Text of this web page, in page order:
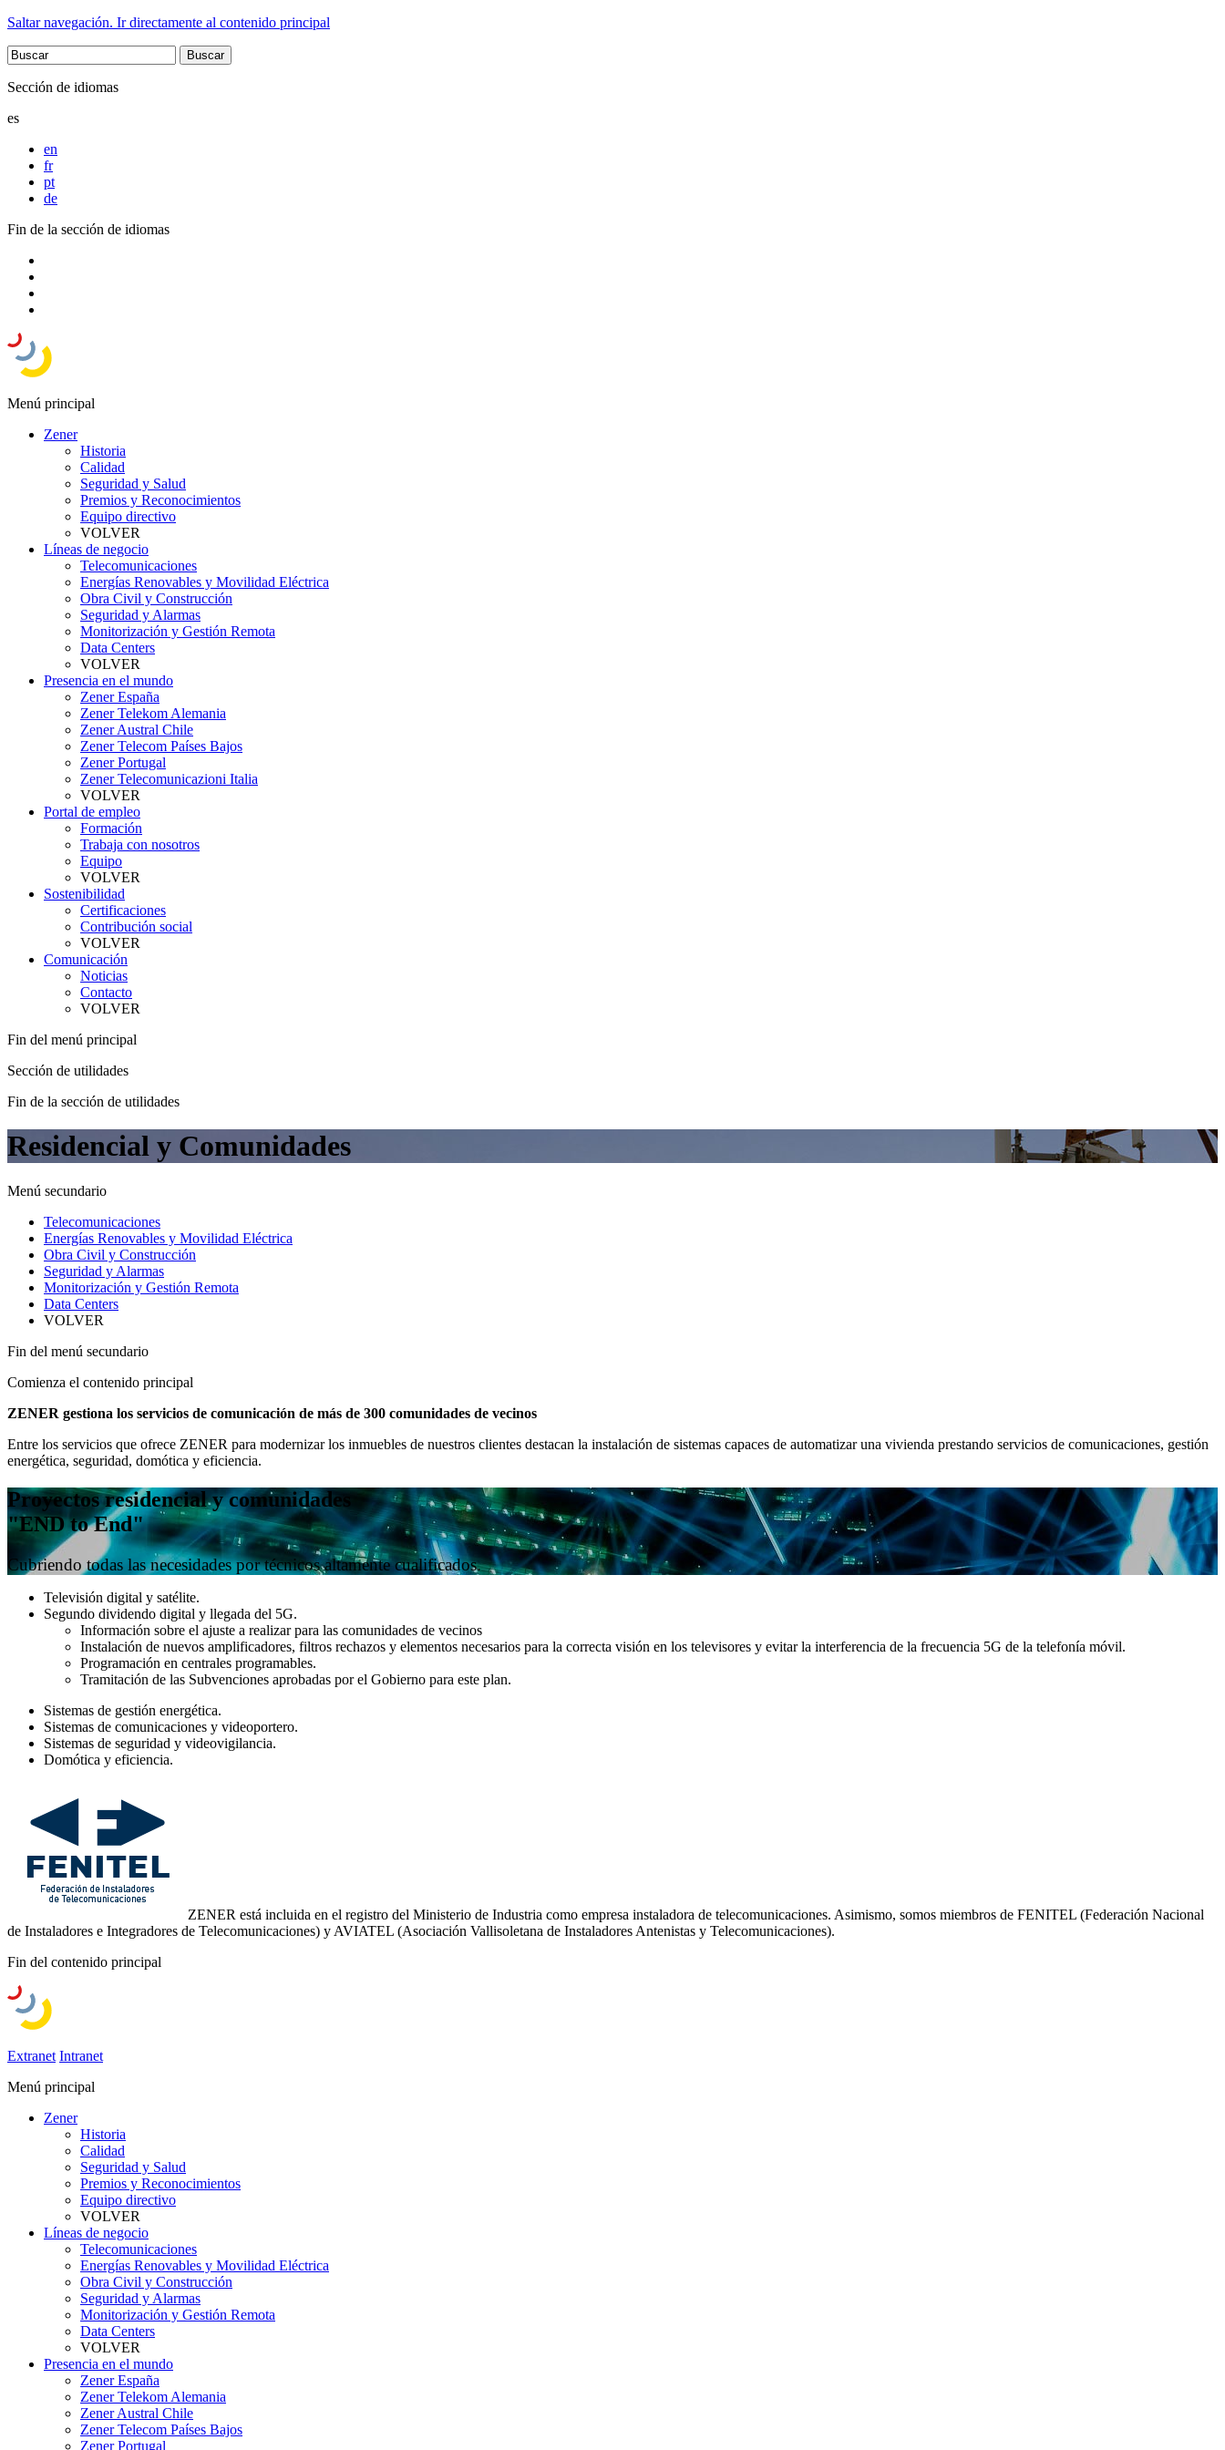
Saltar navegación. Ir directamente al contenido principal
Sección de idiomas
es
en
fr
pt
de
Fin de la sección de idiomas
Menú principal
Zener
Historia
Calidad
Seguridad y Salud
Premios y Reconocimientos
Equipo directivo
VOLVER
Líneas de negocio
Telecomunicaciones
Energías Renovables y Movilidad Eléctrica
Obra Civil y Construcción
Seguridad y Alarmas
Monitorización y Gestión Remota
Data Centers
VOLVER
Presencia en el mundo
Zener España
Zener Telekom Alemania
Zener Austral Chile
Zener Telecom Países Bajos
Zener Portugal
Zener Telecomunicazioni Italia
VOLVER
Portal de empleo
Formación
Trabaja con nosotros
Equipo
VOLVER
Sostenibilidad
Certificaciones
Contribución social
VOLVER
Comunicación
Noticias
Contacto
VOLVER
Fin del menú principal
Sección de utilidades
Fin de la sección de utilidades
Residencial y Comunidades
Menú secundario
Telecomunicaciones
Energías Renovables y Movilidad Eléctrica
Obra Civil y Construcción
Seguridad y Alarmas
Monitorización y Gestión Remota
Data Centers
VOLVER
Fin del menú secundario
Comienza el contenido principal
ZENER gestiona los servicios de comunicación de más de 300 comunidades de vecinos
Entre los servicios que ofrece ZENER para modernizar los inmuebles de nuestros clientes destacan la instalación de sistemas capaces de automatizar una vivienda prestando servicios de comunicaciones, gestión
energética, seguridad, domótica y eficiencia.
Proyectos residencial y comunidades
"END to End"
Cubriendo todas las necesidades por técnicos altamente cualificados.
Televisión digital y satélite.
Segundo dividendo digital y llegada del 5G.
Información sobre el ajuste a realizar para las comunidades de vecinos
Instalación de nuevos amplificadores, filtros rechazos y elementos necesarios para la correcta visión en los televisores y evitar la interferencia de la frecuencia 5G de la telefonía móvil.
Programación en centrales programables.
Tramitación de las Subvenciones aprobadas por el Gobierno para este plan.
Sistemas de gestión energética.
Sistemas de comunicaciones y videoportero.
Sistemas de seguridad y videovigilancia.
Domótica y eficiencia.
ZENER está incluida en el registro del Ministerio de Industria como empresa instaladora de telecomunicaciones. Asimismo, somos miembros de FENITEL (Federación Nacional
de Instaladores e Integradores de Telecomunicaciones) y AVIATEL (Asociación Vallisoletana de Instaladores Antenistas y Telecomunicaciones).
Fin del contenido principal
Extranet Intranet
Menú principal
Zener
Historia
Calidad
Seguridad y Salud
Premios y Reconocimientos
Equipo directivo
VOLVER
Líneas de negocio
Telecomunicaciones
Energías Renovables y Movilidad Eléctrica
Obra Civil y Construcción
Seguridad y Alarmas
Monitorización y Gestión Remota
Data Centers
VOLVER
Presencia en el mundo
Zener España
Zener Telekom Alemania
Zener Austral Chile
Zener Telecom Países Bajos
Zener Portugal